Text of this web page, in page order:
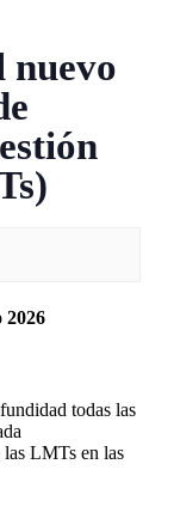
nuevo
2026
todas las
las LMTs en las